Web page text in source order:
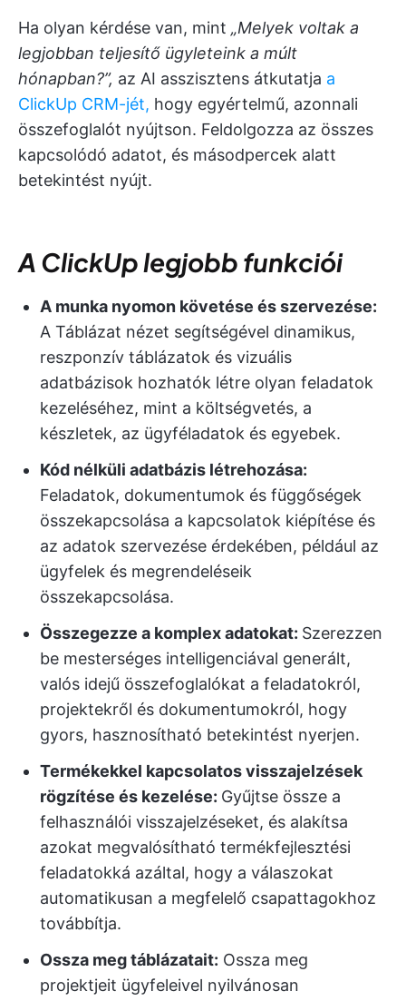
Ha olyan kérdése van, mint „Melyek voltak a
legjobban teljesítő ügyleteink a múlt
hónapban?”, az AI asszisztens átkutatja a
ClickUp CRM-jét, hogy egyértelmű, azonnali
összefoglalót nyújtson. Feldolgozza az összes
kapcsolódó adatot, és másodpercek alatt
betekintést nyújt.
A ClickUp legjobb funkciói
A munka nyomon követése és szervezése:
A Táblázat nézet segítségével dinamikus,
reszponzív táblázatok és vizuális
adatbázisok hozhatók létre olyan feladatok
kezeléséhez, mint a költségvetés, a
készletek, az ügyféladatok és egyebek.
Kód nélküli adatbázis létrehozása:
Feladatok, dokumentumok és függőségek
összekapcsolása a kapcsolatok kiépítése és
az adatok szervezése érdekében, például az
ügyfelek és megrendeléseik
összekapcsolása.
Összegezze a komplex adatokat: Szerezzen
be mesterséges intelligenciával generált,
valós idejű összefoglalókat a feladatokról,
projektekről és dokumentumokról, hogy
gyors, hasznosítható betekintést nyerjen.
Termékekkel kapcsolatos visszajelzések
rögzítése és kezelése: Gyűjtse össze a
felhasználói visszajelzéseket, és alakítsa
azokat megvalósítható termékfejlesztési
feladatokká azáltal, hogy a válaszokat
automatikusan a megfelelő csapattagokhoz
továbbítja.
Ossza meg táblázatait: Ossza meg
projektjeit ügyfeleivel nyilvánosan